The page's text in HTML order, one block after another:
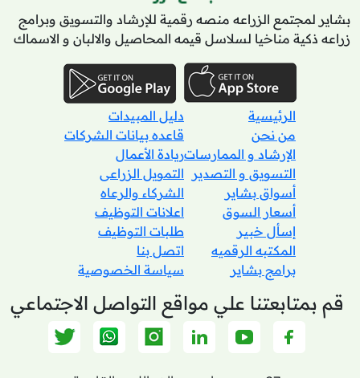
بشاير لمجتمع الزراعه منصه رقمية للإرشاد والتسويق وبرامج
زراعه ذكية مناخيا لسلاسل قيمه المحاصيل والالبان و الاسماك
الرئيسية
من نحن
الإرشاد و الممارسات
التسويق و التصدير
أسواق بشاير
أسعار السوق
إسأل خبير
المكتبه الرقميه
برامج بشاير
دليل المبيدات
قاعده بيانات الشركات
ريادة الأعمال
التمويل الزراعى
الشركاء والرعاه
اعلانات التوظيف
طلبات التوظيف
اتصل بنا
سياسة الخصوصية
قم بمتابعتنا علي مواقع التواصل الاجتماعي